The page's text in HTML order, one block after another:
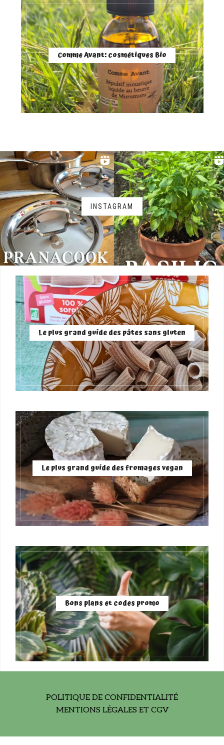
Comme Avant: cosmétiques Bio
INSTAGRAM
Le plus grand guide des pâtes sans gluten
Le plus grand guide des fromages vegan
Bons plans et codes promo
POLITIQUE DE CONFIDENTIALITÉ
MENTIONS LÉGALES ET CGV